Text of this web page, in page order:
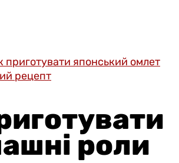
приготувати японський омлет
рецепт
роли